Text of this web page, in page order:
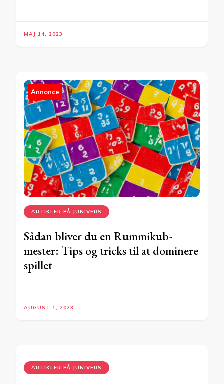
MAJ 14, 2023
Annonce
ARTIKLER PÅ JUNIVERS
Sådan bliver du en Rummikub-
mester: Tips og tricks til at dominere
spillet
AUGUST 1, 2023
ARTIKLER PÅ JUNIVERS